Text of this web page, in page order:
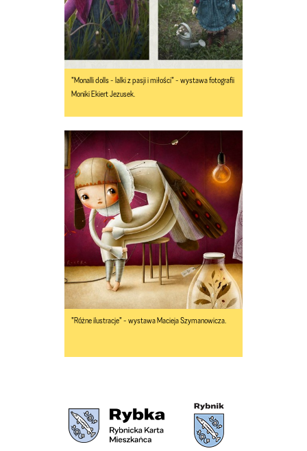
"Monalli dolls - lalki z pasji i miłości" - wystawa fotografii
Moniki Ekiert Jezusek.
"Różne ilustracje" - wystawa Macieja Szymanowicza.